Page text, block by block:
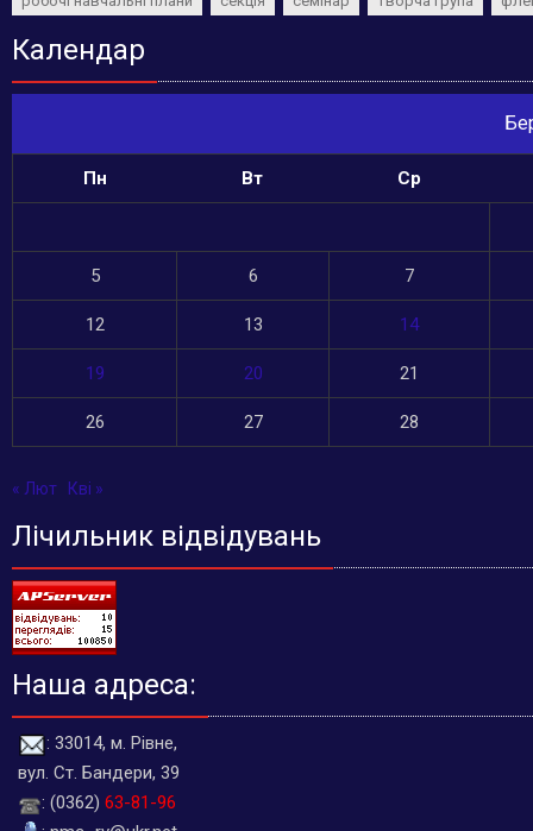
Календар
Пн Вт Ср
5 6 7
12 13 14
19 20 21
26 27 28
« Лют Кві »
Лічильник відвідувань
Наша адреса:
: 33014, м. Рівне,
вул. Ст. Бандери, 39
: (0362) 63-81-96